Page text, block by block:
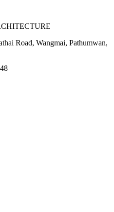
Road, Wangmai, Pathumwan,